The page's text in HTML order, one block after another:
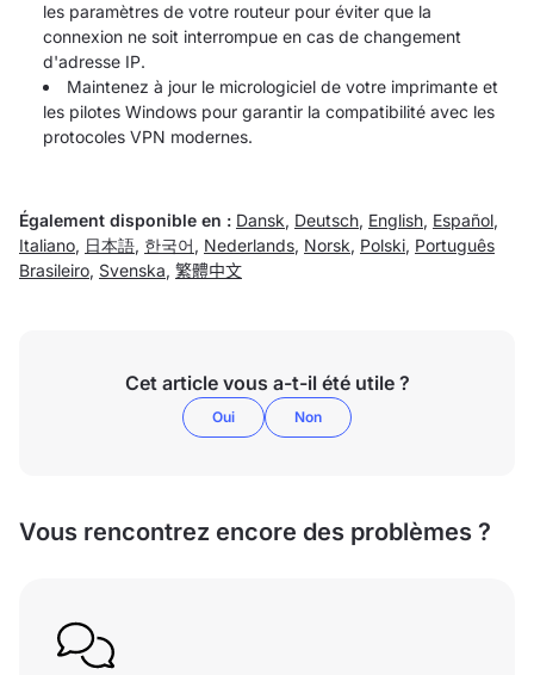
les paramètres de votre routeur pour éviter que la
connexion ne soit interrompue en cas de changement
d'adresse IP.
Maintenez à jour le micrologiciel de votre imprimante et
les pilotes Windows pour garantir la compatibilité avec les
protocoles VPN modernes.
Également disponible en : Dansk, Deutsch, English, Español,
Italiano, 日本語, 한국어 , Nederlands, Norsk, Polski, Português
Brasileiro, Svenska, 繁體中文
Cet article vous a-t-il été utile ?
Oui Non
Vous rencontrez encore des problèmes ?